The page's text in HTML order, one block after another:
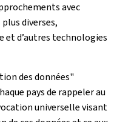
avec
diverses,
et d’autres technologies
des données"
pays de rappeler au
universelle visant